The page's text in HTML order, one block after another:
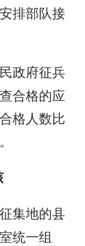
排部队接
政府征兵
合格的应
格人数比
集地的县
统一组